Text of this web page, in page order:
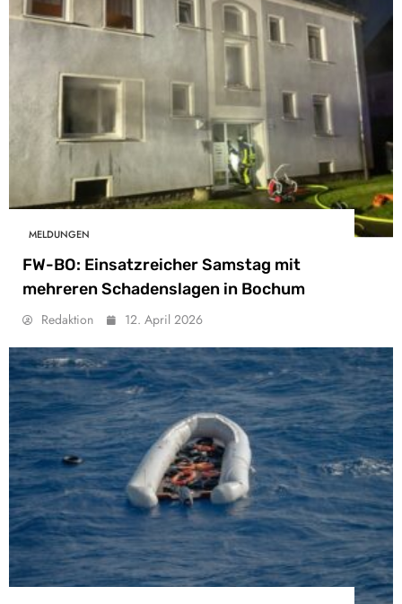
MELDUNGEN
FW-BO: Einsatzreicher Samstag mit
mehreren Schadenslagen in Bochum
Redaktion 12. April 2026